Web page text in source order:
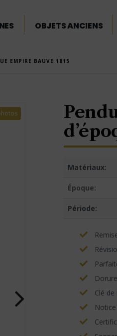
OBJETS ANCIENS
EMPIRE BAUVE 1815
Matériaux:
Époque:
Période:
Clé